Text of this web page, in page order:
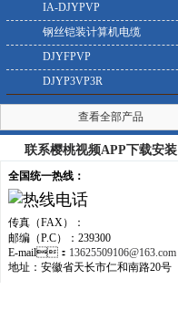
IA-DJYPVP
钢丝铠装计算机电缆
DJYFPVP
DJYP3VP3R
查看全部产品
联系樱桃视频APP下载安装
全国统一热线：
传真（FAX）：
邮编（P.C）：239300
E-mail： 13625509106@163.com
地址：安徽省天长市仁和南路20号